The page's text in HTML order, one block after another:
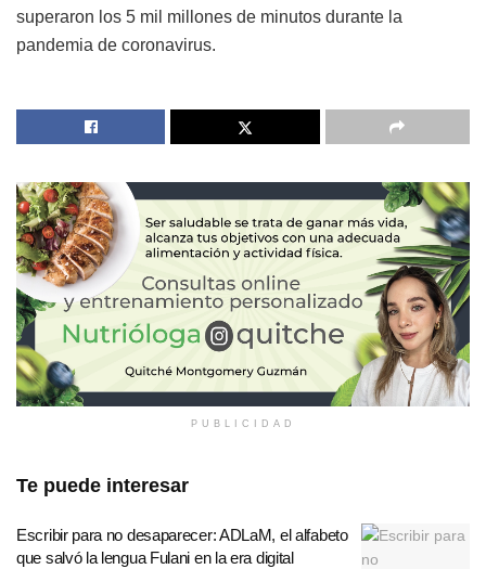
superaron los 5 mil millones de minutos durante la
pandemia de coronavirus.
PUBLICIDAD
Te puede interesar
Escribir para no desaparecer: ADLaM, el alfabeto
que salvó la lengua Fulani en la era digital